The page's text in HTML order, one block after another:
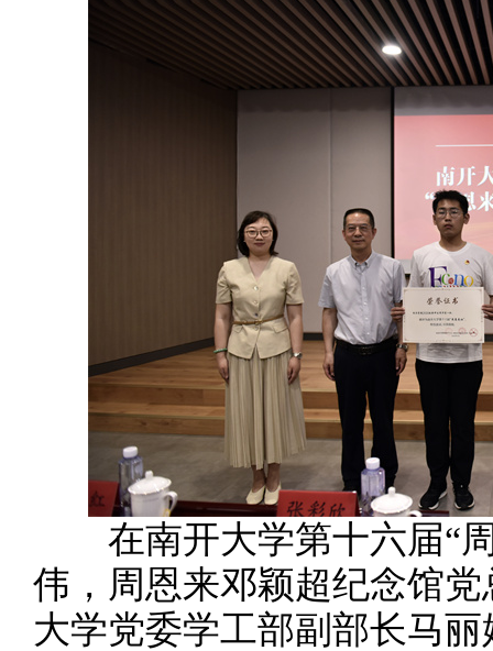
在南开大学第十六届“周
伟，周恩来邓颖超纪念馆
大学党委学工部副部长马